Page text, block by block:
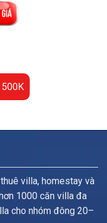
500K
villa, homestay và
1000 căn villa đa
cho nhóm đông 20–